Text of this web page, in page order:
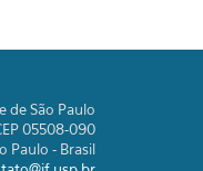
de São Paulo
05508-090
Paulo - Brasil